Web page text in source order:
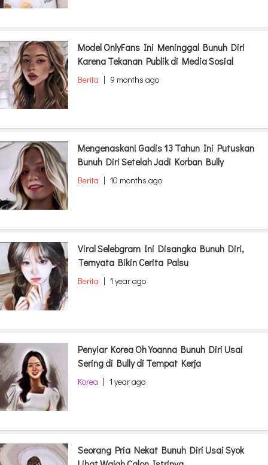
Model OnlyFans Ini Meninggal Bunuh Diri
Karena Tekanan Publik di Media Sosial
Berita | 9 months ago
Mengenaskan! Gadis 13 Tahun Ini Putuskan
Bunuh Diri Setelah Jadi Korban Bully
Berita | 10 months ago
Viral Selebgram Ini Disangka Bunuh Diri,
Ternyata Bikin Cerita Palsu
Berita | 1 year ago
Penyiar Korea Oh Yoanna Bunuh Diri Usai
Sering di Bully di Tempat Kerja
Korea | 1 year ago
Seorang Pria Nekat Bunuh Diri Usai Syok